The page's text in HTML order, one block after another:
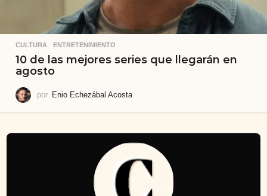
CULTURA ,ENTRETENIMIENTO
10 de las mejores series que llegarán en
agosto
por Enio Echezábal Acosta